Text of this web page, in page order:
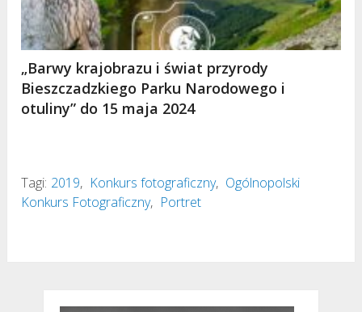
„Barwy krajobrazu i świat przyrody
Bieszczadzkiego Parku Narodowego i
otuliny” do 15 maja 2024
Tagi: 2019, Konkurs fotograficzny, Ogólnopolski
Konkurs Fotograficzny, Portret